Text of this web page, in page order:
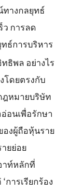
ทางกลยุทธ์
ว การลด
ธ์การบริหาร
ทธิพล อย่างไร
โดยตรงกับ
ฎหมายบริษัท
อนเพื่อรักษา
งผู้ถือหุ้นราย
ยย่อย
าท์หลักที่
ารเรียกร้อง